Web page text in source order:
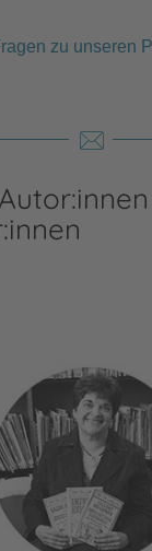
zu unseren